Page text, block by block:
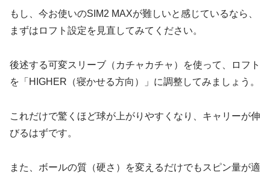
もし、今お使いのSIM2 MAXが難しいと感じているなら、
まずはロフト設定を見直してみてください。
後述する可変スリーブ（カチャカチャ）を使って、ロフト
を「HIGHER（寝かせる方向）」に調整してみましょう。
これだけで驚くほど球が上がりやすくなり、キャリーが伸
びるはずです。
また、ボールの質（硬さ）を変えるだけでもスピン量が適